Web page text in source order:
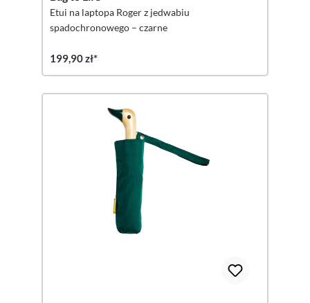
Etui na laptopa Roger z jedwabiu
spadochronowego – czarne
199,90 zł*